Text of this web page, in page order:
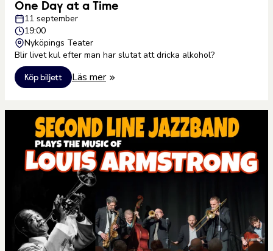
One Day at a Time
11 september
19:00
Nyköpings Teater
Blir livet kul efter man har slutat att dricka alkohol?
Köp biljett Läs mer